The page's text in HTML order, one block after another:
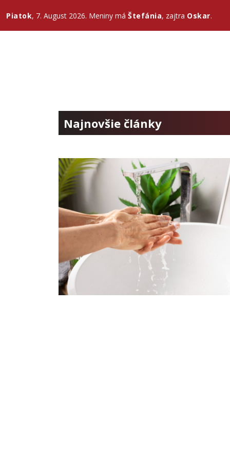
Piatok, 7. August 2026. Meniny má Štefánia, zajtra Oskar.
Najnovšie články